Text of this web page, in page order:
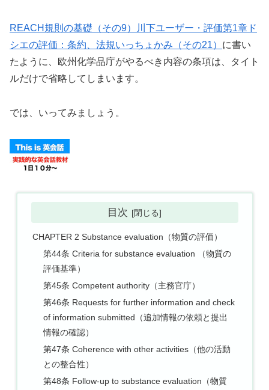
REACH規則の基礎（その9）川下ユーザー・評価第1章ド
シエの評価：条約、法規いっちょかみ（その21） に書い
たように、欧州化学品庁がやるべき内容の条項は、タイト
ルだけで省略してしまいます。
では、いってみましょう。
目次
CHAPTER 2 Substance evaluation（物質の評価）
第44条 Criteria for substance evaluation （物質の
評価基準）
第45条 Competent authority（主務官庁）
第46条 Requests for further information and check
of information submitted（追加情報の依頼と提出
情報の確認）
第47条 Coherence with other activities（他の活動
との整合性）
第48条 Follow-up to substance evaluation（物質